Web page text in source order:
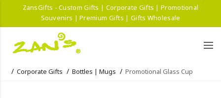
ZansGifts - Custom Gifts | Corporate Gifts | Promotional
Souvenirs | Premium Gifts | Gifts Wholesale
Corporate Gifts Bottles | Mugs Promotional Glass Cup